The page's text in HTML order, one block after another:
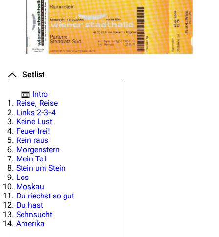
Setlist
Intro
Reise, Reise
Links 2-3-4
Keine Lust
Feuer frei!
Rein raus
Morgenstern
Mein Teil
Stein um Stein
Los
Moskau
Du riechst so gut
Du hast
Sehnsucht
Amerika